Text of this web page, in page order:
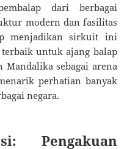
dari berbagai
modern dan fasilitas
menjadikan sirkuit ini
terbaik untuk ajang balap
Mandalika sebagai arena
perhatian banyak
negara.
Pengakuan